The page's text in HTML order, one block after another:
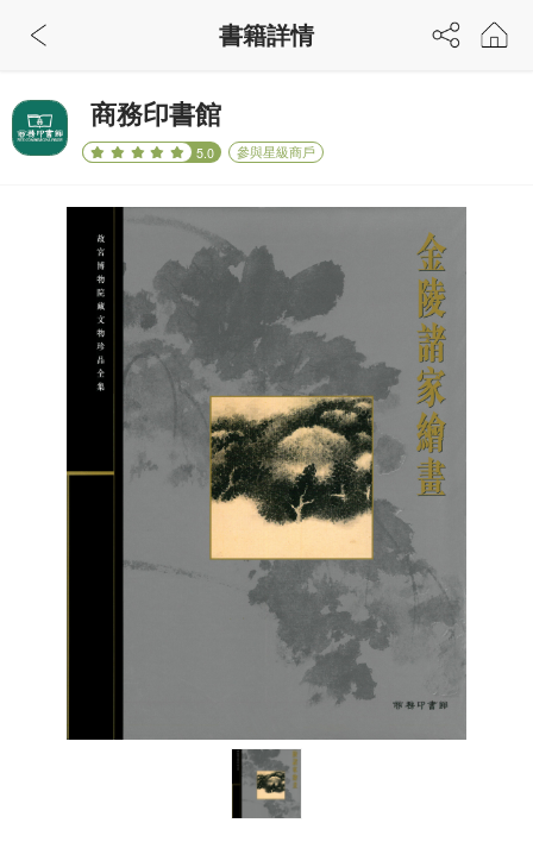
商務印書館
5.0 參與星級商戶
書籍詳情